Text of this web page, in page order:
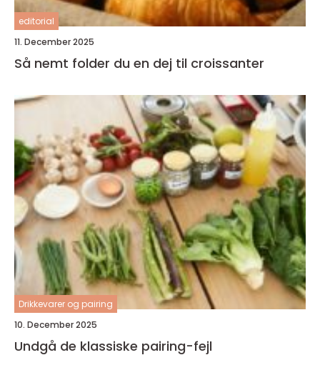
editorial
11. December 2025
Så nemt folder du en dej til croissanter
Drikkevarer og pairing
10. December 2025
Undgå de klassiske pairing-fejl